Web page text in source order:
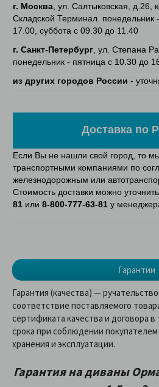
Гарантии
г. Москва , ул. Салтыковская, д.26,
Складской Терминал. понедельник
17.00, суббота с 09.30 до 11.40
г. Санкт-Петербург , ул. Степана
понедельник - пятница с 10.30 до
из других городов России -
Доставка по
Если Вы не нашли свой город, то
транспортными компаниями по
железнодорожным или
Стоимость доставки можно
81 или 8-800-777-63-81 у
Гарантия (качества) —
соответствие поставляемого
сертификата качества и договора в
срока при соблюдении
хранения и эксплуатации.
Гарантия на диваны